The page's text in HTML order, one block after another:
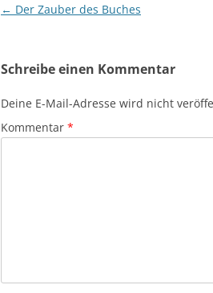
Beitragsnavigation
← Der Zauber des Buches
Schreibe einen Kommentar
Deine E-Mail-Adresse wird nicht
Kommentar *